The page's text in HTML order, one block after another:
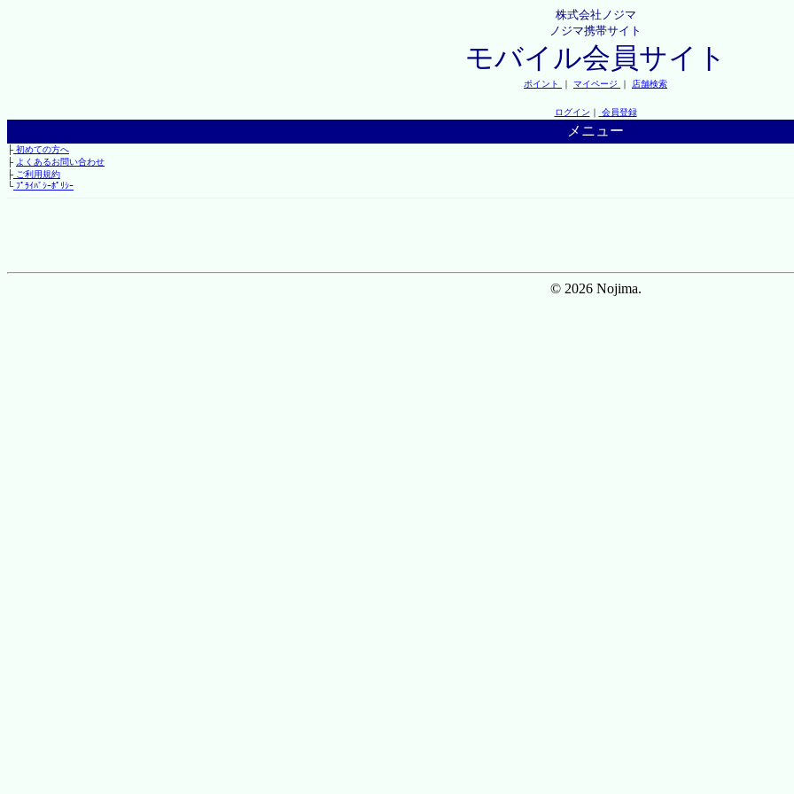
株式会社ノジマ
ノジマ携帯サイト
モバイル会員サイト
ポイント ｜ マイページ ｜ 店舗検索
ログイン ｜ 会員登録
メニュー
├初めての方へ
├ よくあるお問い合わせ
├ご利用規約
└ﾌﾟﾗｲﾊﾞｼｰﾎﾟﾘｼｰ
© 2026 Nojima.